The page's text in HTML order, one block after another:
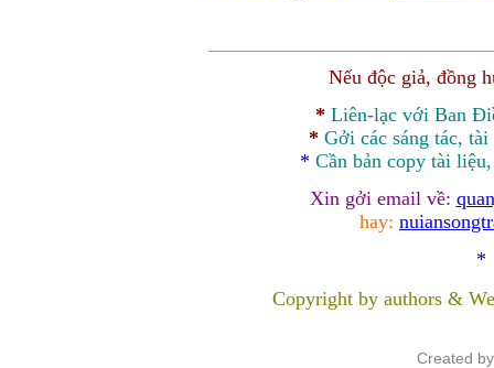
Nếu độc giả, đồng
* Liên-lạc với Ban
* Gởi các sáng tác,
* Cần bản copy tài
Xin gởi email về:
hay:
*
Copyright by authors &
Created